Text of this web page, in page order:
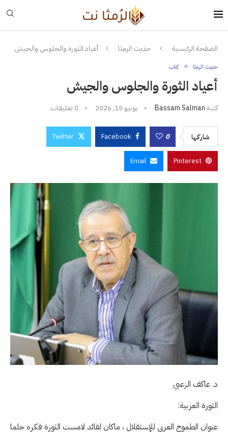
الصفحة الرئيسية حديث الرمثا أعياد الثورة والجلوس والجيش
حديث الرمثا كتاب
أعياد الثورة والجلوس والجيش
كتبهBassam Salman يونيو 15, 2026 0 تعليقات
شاركها 0
Facebook
Twitter
Pinterest
Email
د. عاكف الزعبي
الثورة العربية:
عنوان الطموح العربي للإستقلال ، ماكان لقائد لامست الثورة فكره حلما